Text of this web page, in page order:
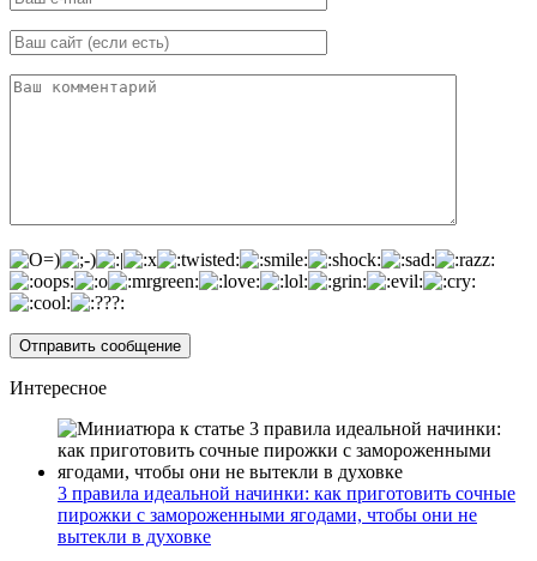
Интересное
3 правила идеальной начинки: как приготовить сочные
пирожки с замороженными ягодами, чтобы они не
вытекли в духовке